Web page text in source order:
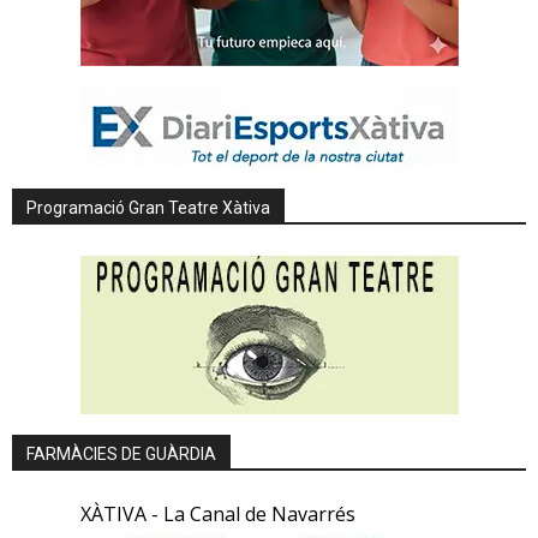
Programació Gran Teatre Xàtiva
FARMÀCIES DE GUÀRDIA
XÀTIVA - La Canal de Navarrés